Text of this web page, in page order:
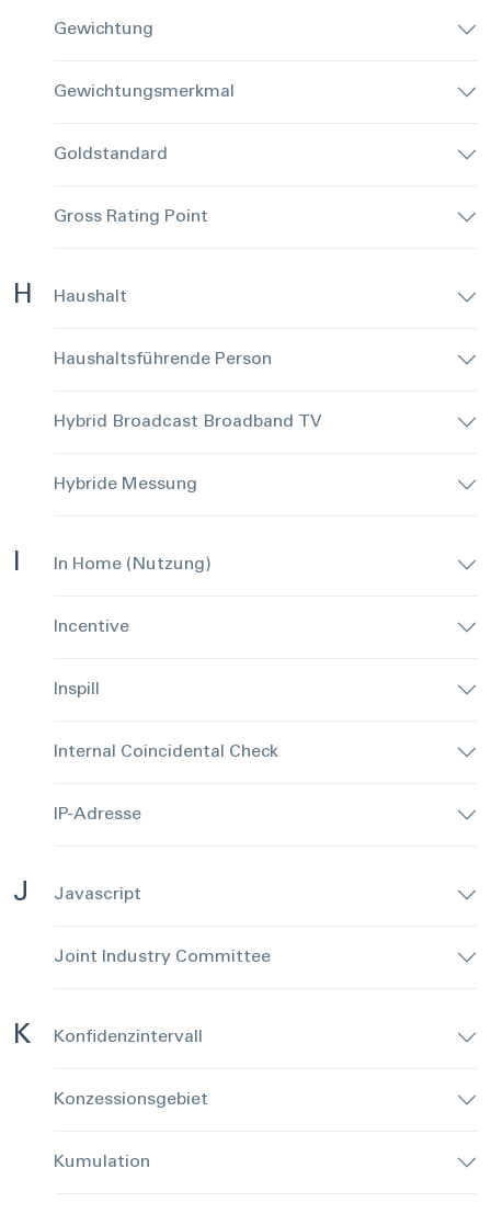
Gewichtung
Gewichtungsmerkmal
Goldstandard
Gross Rating Point
H Haushalt
Haushaltsführende Person
Hybrid Broadcast Broadband TV
Hybride Messung
I In Home (Nutzung)
Incentive
Inspill
Internal Coincidental Check
IP-Adresse
J Javascript
Joint Industry Committee
K Konfidenzintervall
Konzessionsgebiet
Kumulation